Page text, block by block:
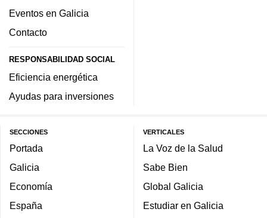
Eventos en Galicia
Contacto
RESPONSABILIDAD SOCIAL
Eficiencia energética
Ayudas para inversiones
SECCIONES
Portada
Galicia
Economía
España
VERTICALES
La Voz de la Salud
Sabe Bien
Global Galicia
Estudiar en Galicia